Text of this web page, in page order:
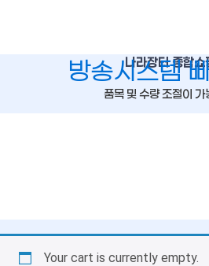
나라장터 종합쇼
방송시스템
품목 및 수량 조절이 가
Your cart is currently empty.